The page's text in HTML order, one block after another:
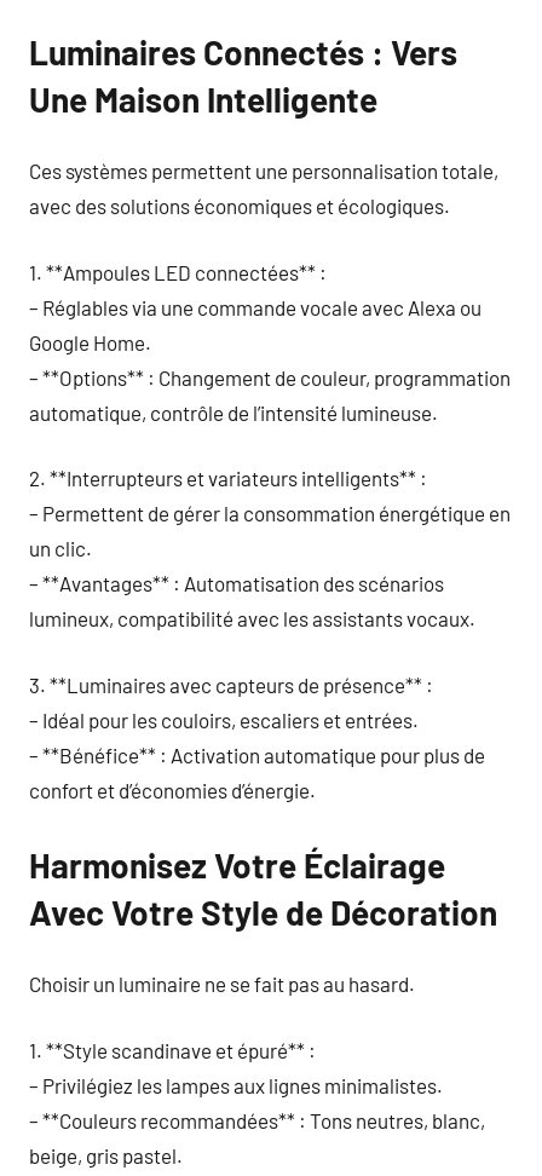
Luminaires Connectés : Vers
Une Maison Intelligente
Ces systèmes permettent une personnalisation totale,
avec des solutions économiques et écologiques.
1. **Ampoules LED connectées** :
– Réglables via une commande vocale avec Alexa ou
Google Home.
– **Options** : Changement de couleur, programmation
automatique, contrôle de l’intensité lumineuse.
2. **Interrupteurs et variateurs intelligents** :
– Permettent de gérer la consommation énergétique en
un clic.
– **Avantages** : Automatisation des scénarios
lumineux, compatibilité avec les assistants vocaux.
3. **Luminaires avec capteurs de présence** :
– Idéal pour les couloirs, escaliers et entrées.
– **Bénéfice** : Activation automatique pour plus de
confort et d’économies d’énergie.
Harmonisez Votre Éclairage
Avec Votre Style de Décoration
Choisir un luminaire ne se fait pas au hasard.
1. **Style scandinave et épuré** :
– Privilégiez les lampes aux lignes minimalistes.
– **Couleurs recommandées** : Tons neutres, blanc,
beige, gris pastel.